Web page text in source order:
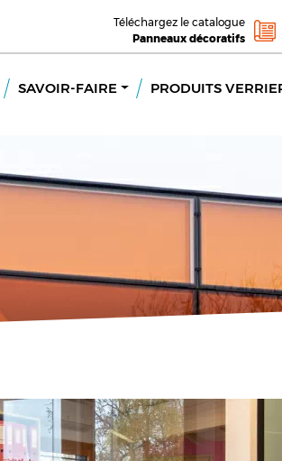
Téléchargez le catalogue
Panneaux décoratifs
SAVOIR-FAIRE PRODUITS